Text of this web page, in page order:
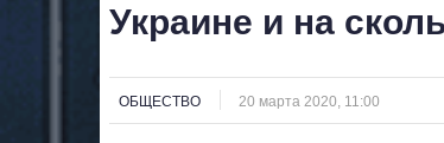
Украине и на
ОБЩЕСТВО 20 марта 2020, 11:00